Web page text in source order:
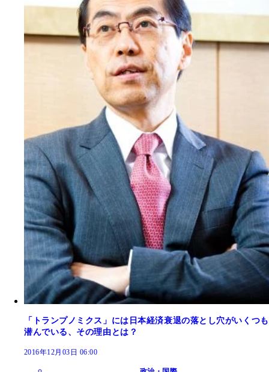
「トランプノミクス」には日本経済衰退の落とし穴がいくつも
潜んでいる、その理由とは？
2016年12月03日 06:00